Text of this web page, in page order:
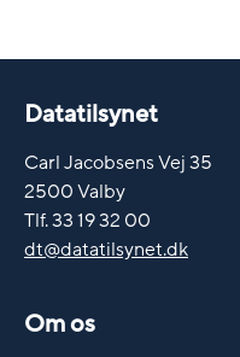
Datatilsynet
Carl Jacobsens Vej 35
2500 Valby
Tlf. 33 19 32 00
dt@datatilsynet.dk
Om os